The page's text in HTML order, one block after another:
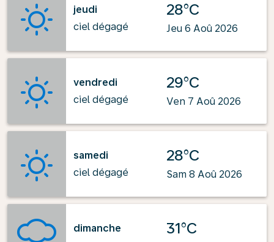
jeudi
ciel dégagé
28°C
Jeu 6 Aoû 2026
vendredi
ciel dégagé
29°C
Ven 7 Aoû 2026
samedi
ciel dégagé
28°C
Sam 8 Aoû 2026
dimanche
31°C